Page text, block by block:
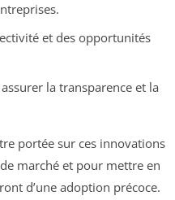
et des opportunités
la transparence et la
portée sur ces innovations
marché et pour mettre en
d’une adoption précoce.